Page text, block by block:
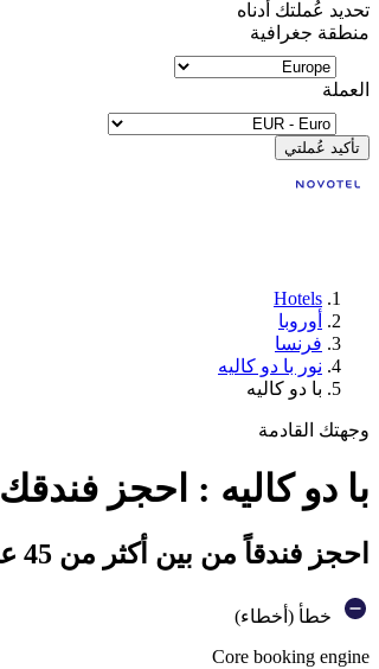
تحديد عُملتك أدناه
منطقة جغرافية
العملة
تأكيد عُملتي
Hotels
أوروبا
فرنسا
نور با دو كاليه
با دو كاليه
وجهتك القادمة
با دو كاليه : احجز فندقك
احجز فندقاً من بين أكثر من 45 علامة تجارية فندقية تابعة لمجموعة أكور
خطأ (أخطاء)
Core booking engine